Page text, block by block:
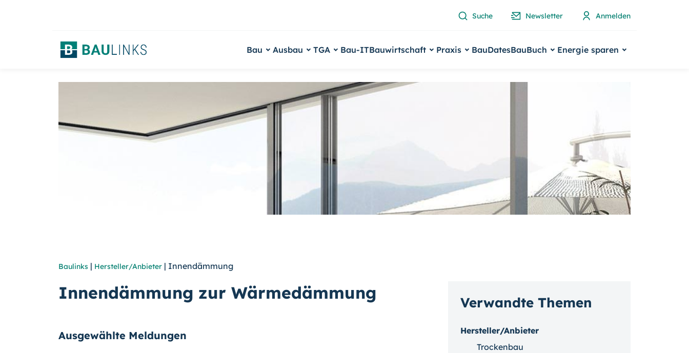
Suche Newsletter Anmelden
Bau Ausbau TGA Bau-ITBauwirtschaft Praxis BauDatesBauBuch Energie sparen
Baulinks | Hersteller/Anbieter | Innendämmung
Innendämmung zur Wärmedämmung
Ausgewählte Meldungen
Verwandte Themen
Hersteller/Anbieter
Trockenbau